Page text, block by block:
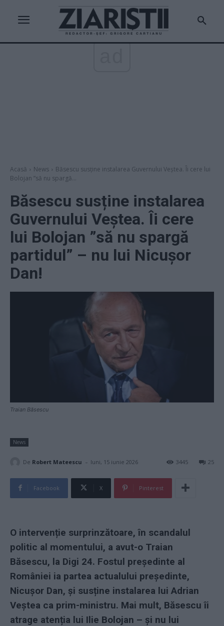
Acasă News
Băsescu susține instalarea Guvernului Veștea. Îi cere lui
Bolojan ”să nu spargă...
Băsescu susține instalarea
Guvernului Veștea. Îi cere
lui Bolojan ”să nu spargă
partidul” – nu lui Nicușor
Dan!
Traian Băsescu
News
De Robert Mateescu - luni, 15 iunie 2026 25
3445
Facebook X Pinterest
O intervenție surprinzătoare, în scandalul
politic al momentului, a avut-o Traian
Băsescu, la Digi 24. Fostul președinte al
României ia partea actualului președinte,
Nicușor Dan, și susține instalarea lui Adrian
Veștea ca prim-ministru. Mai mult, Băsescu îi
atrage atenția lui Ilie Bolojan – și nu lui